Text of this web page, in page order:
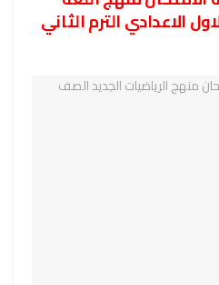
الاعدادي الترم الثاني